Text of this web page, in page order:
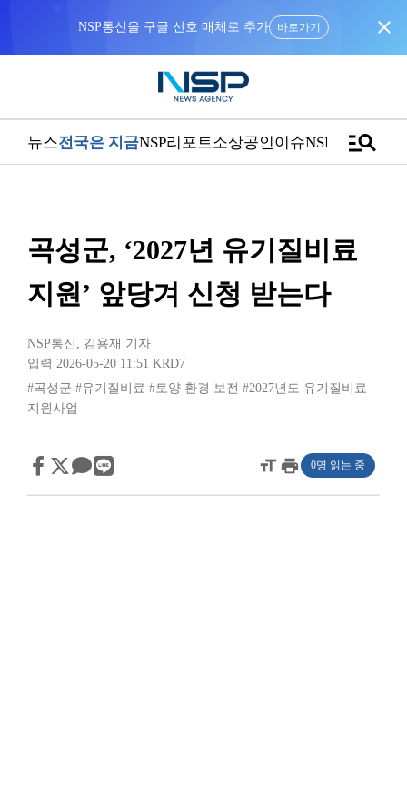
NSP통신을 구글 선호 매체로 추가 바로가기 close
뉴스전국은 지금NSP리포트소상공인이슈NSPTVmanage_search
곡성군, ‘2027년 유기질비료
지원’ 앞당겨 신청 받는다
NSP통신 , 김용재 기자
입력 2026-05-20 11:51 KRD7
#곡성군 #유기질비료 #토양 환경 보전 #2027년도 유기질비료
지원사업
format_sizeprint 0명 읽는 중